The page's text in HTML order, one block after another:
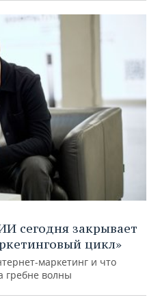
сегодня закрывает
цикл»
маркетинг и что
гребне волны